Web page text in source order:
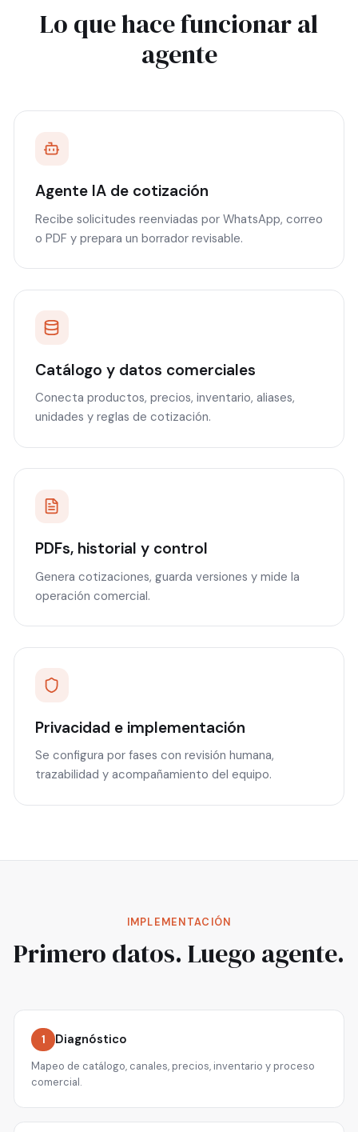
Lo que hace funcionar al
agente
Agente IA de cotización
Recibe solicitudes reenviadas por WhatsApp, correo
o PDF y prepara un borrador revisable.
Catálogo y datos comerciales
Conecta productos, precios, inventario, aliases,
unidades y reglas de cotización.
PDFs, historial y control
Genera cotizaciones, guarda versiones y mide la
operación comercial.
Privacidad e implementación
Se configura por fases con revisión humana,
trazabilidad y acompañamiento del equipo.
IMPLEMENTACIÓN
Primero datos. Luego agente.
1 Diagnóstico
Mapeo de catálogo, canales, precios, inventario y proceso
comercial.